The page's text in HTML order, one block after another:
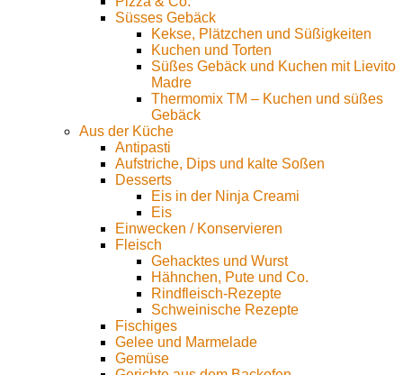
Süsses Gebäck
Kekse, Plätzchen und Süßigkeiten
Kuchen und Torten
Süßes Gebäck und Kuchen mit Lievito
Madre
Thermomix TM – Kuchen und süßes
Gebäck
Aus der Küche
Antipasti
Aufstriche, Dips und kalte Soßen
Desserts
Eis in der Ninja Creami
Eis
Einwecken / Konservieren
Fleisch
Gehacktes und Wurst
Hähnchen, Pute und Co.
Rindfleisch-Rezepte
Schweinische Rezepte
Fischiges
Gelee und Marmelade
Gemüse